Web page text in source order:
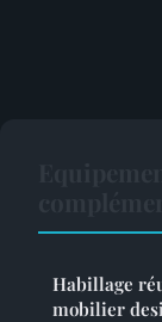
Habillage
mobilier